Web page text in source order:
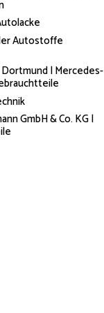
Autostoffe
| Mercedes-
GmbH & Co. KG |